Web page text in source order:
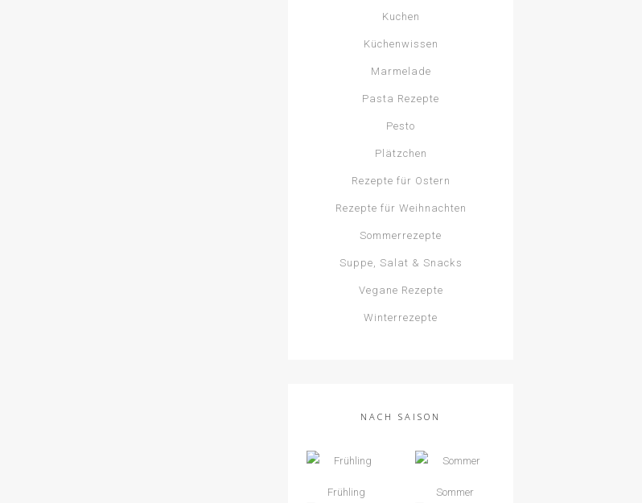
Kuchen
Küchenwissen
Marmelade
Pasta Rezepte
Pesto
Plätzchen
Rezepte für Ostern
Rezepte für Weihnachten
Sommerrezepte
Suppe, Salat & Snacks
Vegane Rezepte
Winterrezepte
NACH SAISON
Frühling Sommer